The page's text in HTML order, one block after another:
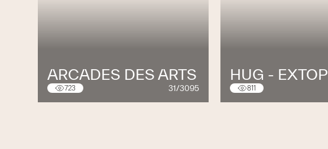
Contrôle d’accès, biométrie, interphonie
ARCADES DES ARTS
723 31/3095
HUG - EXTOP
811